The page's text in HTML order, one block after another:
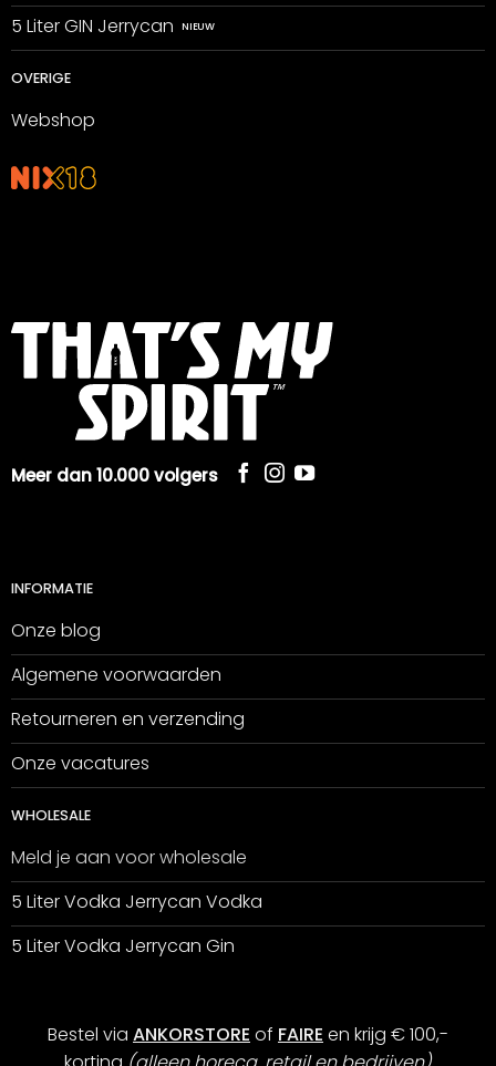
5 Liter GIN Jerrycan
OVERIGE
Webshop
Meer dan 10.000 volgers
INFORMATIE
Onze blog
Algemene voorwaarden
Retourneren en verzending
Onze vacatures
WHOLESALE
Meld je aan voor wholesale
5 Liter Vodka Jerrycan Vodka
5 Liter Vodka Jerrycan Gin
Bestel via ANKORSTORE of FAIRE en krijg € 100,-